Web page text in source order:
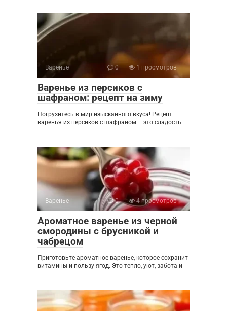
Варенье 0 1 просмотров
Варенье из персиков с
шафраном: рецепт на зиму
Погрузитесь в мир изысканного вкуса! Рецепт
варенья из персиков с шафраном – это сладость
Варенье 0 4 просмотров
Ароматное варенье из черной
смородины с брусникой и
чабрецом
Приготовьте ароматное варенье, которое сохранит
витамины и пользу ягод. Это тепло, уют, забота и